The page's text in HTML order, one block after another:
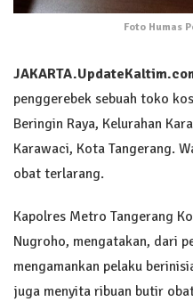
Foto Humas
penggerebek sebuah toko
Beringin Raya, Kelurahan
Karawaci, Kota Tangerang.
obat terlarang.
Kapolres Metro Tangerang
Nugroho, mengatakan, dari
mengamankan pelaku
juga menyita ribuan butir